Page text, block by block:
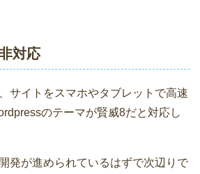
対応
サイトをスマホやタブレットで高速
のテーマが賢威8だと対応し
発が進められているはずで次辺りで